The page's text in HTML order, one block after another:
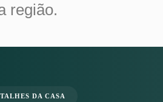
região.
DA CASA